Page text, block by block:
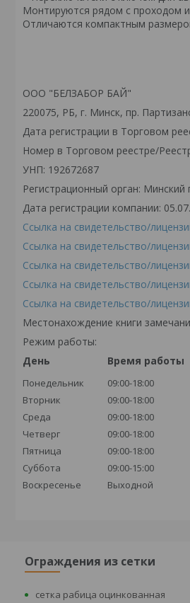
Монтируются рядом с проходом
Отличаются компактным
ООО "БЕЛЗАБОР БАЙ"
220075, РБ, г. Минск, пр.
Дата регистрации в Торговом
Номер в Торговом реестре/
УНП: 192672687
Регистрационный орган: Минский
Дата регистрации компании:
Ссылка на свидетельство/
Ссылка на свидетельство/
Ссылка на свидетельство/
Ссылка на свидетельство/
Ссылка на свидетельство/
Местонахождение книги
Режим работы:
День
Время работы
Понедельник
09:00-18:00
Вторник
09:00-18:00
Среда
09:00-18:00
Четверг
09:00-18:00
Пятница
09:00-18:00
Суббота
09:00-15:00
Воскресенье
Выходной
Ограждения из сетки
сетка рабица оцинкованная